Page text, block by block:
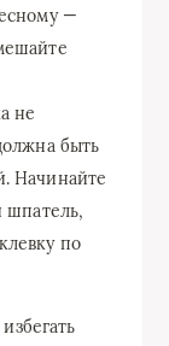
—
не
быть
Начинайте
шпатель,
по